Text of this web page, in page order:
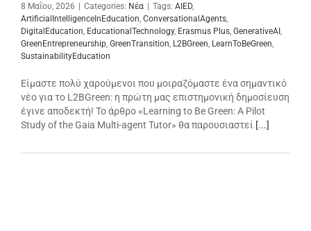
8 Μαΐου, 2026 | Categories: Νέα | Tags: AIED,
ArtificialIntelligenceInEducation ConversationalAgents
DigitalEducation EducationalTechnology, Erasmus Plus GenerativeAI
GreenEntrepreneurship GreenTransition L2BGreen LearnToBeGreen
SustainabilityEducation
Είμαστε πολύ χαρούμενοι που μοιραζόμαστε ένα σημαντικό
νέο για το L2BGreen: η πρώτη μας επιστημονική δημοσίευση
έγινε αποδεκτή! Το άρθρο «Learning to Be Green: A Pilot
Study of the Gaia Multi-agent Tutor» θα παρουσιαστεί [...]